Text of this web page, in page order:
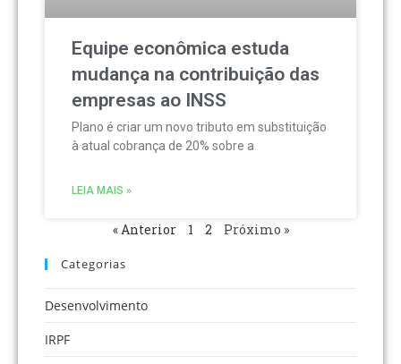
Equipe econômica estuda
mudança na contribuição das
empresas ao INSS
Plano é criar um novo tributo em substituição
à atual cobrança de 20% sobre a
LEIA MAIS »
« Anterior 1 2 Próximo »
Categorias
Desenvolvimento
IRPF